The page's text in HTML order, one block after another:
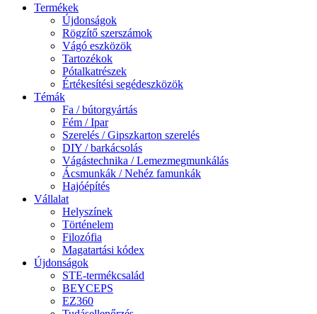
Termékek
Újdonságok
Rögzítő szerszámok
Vágó eszközök
Tartozékok
Pótalkatrészek
Értékesítési segédeszközök
Témák
Fa / bútorgyártás
Fém / Ipar
Szerelés / Gipszkarton szerelés
DIY / barkácsolás
Vágástechnika / Lemezmegmunkálás
Ácsmunkák / Nehéz famunkák
Hajóépítés
Vállalat
Helyszínek
Történelem
Filozófia
Magatartási kódex
Újdonságok
STE-termékcsalád
BEYCEPS
EZ360